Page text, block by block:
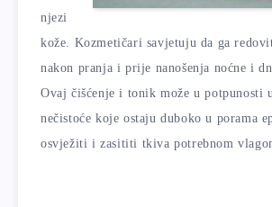
njezi
kože. Kozmetičari savjetuju da ga
nakon pranja i prije nanošenja noćne i
Ovaj čišćenje i tonik može u potpunosti
nečistoće koje ostaju duboko u porama
osvježiti i zasititi tkiva potrebnom